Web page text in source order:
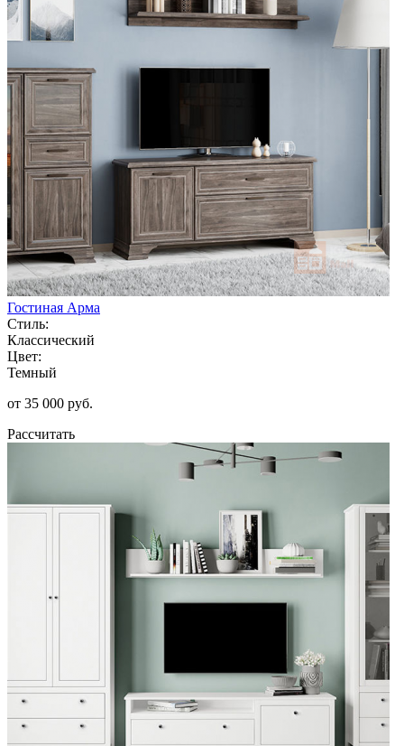
Гостиная Арма
Стиль:
Классический
Цвет:
Темный
от 35 000 руб.
Рассчитать